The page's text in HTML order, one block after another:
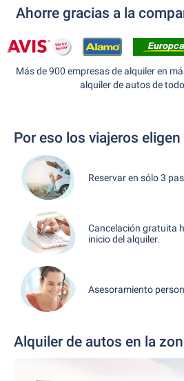
Ahorre gracias a la
Más de 900 empresas de alquiler en
alquiler de autos de
Por eso los viajeros
Reservar en sólo 3
Cancelación gratuita
inicio del alquiler.
Asesoramiento
Alquiler de autos en la